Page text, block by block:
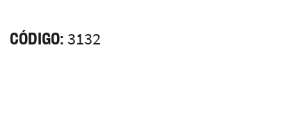
CÓDIGO: 3132